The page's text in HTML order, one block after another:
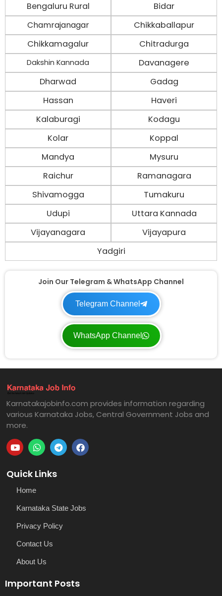
Bengaluru Rural
Bidar
Chamrajanagar
Chikkaballapur
Chikkamagalur
Chitradurga
Dakshin Kannada
Davanagere
Dharwad
Gadag
Hassan
Haveri
Kalaburagi
Kodagu
Kolar
Koppal
Mandya
Mysuru
Raichur
Ramanagara
Shivamogga
Tumakuru
Udupi
Uttara Kannada
Vijayanagara
Vijayapura
Yadgiri
Join Our Telegram & WhatsApp Channel
Telegram Channel
WhatsApp Channel
Karnatakajobinfo.com provides information regarding
various Karnataka Jobs, Central Government Jobs and
more.
Quick Links
Home
Karnataka State Jobs
Privacy Policy
Contact Us
About Us
Important Posts